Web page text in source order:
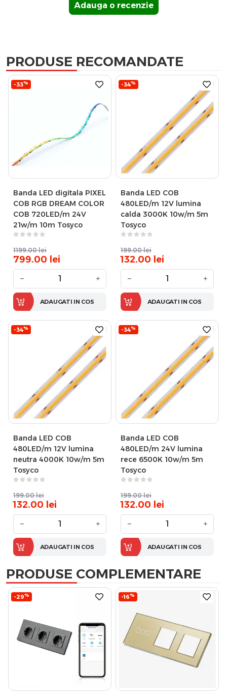
Adauga o recenzie
PRODUSE RECOMANDATE
-33%
Banda LED digitala PIXEL
COB RGB DREAM COLOR
COB 720LED/m 24V
21w/m 10m Tosyco
1199.00 lei
799.00 lei
− +
ADAUGATI IN COS
-34%
Banda LED COB
480LED/m 12V lumina
calda 3000K 10w/m 5m
Tosyco
199.00 lei
132.00 lei
− +
ADAUGATI IN COS
-34%
Banda LED COB
480LED/m 12V lumina
neutra 4000K 10w/m 5m
Tosyco
199.00 lei
132.00 lei
− +
ADAUGATI IN COS
-34%
Banda LED COB
480LED/m 24V lumina
rece 6500K 10w/m 5m
Tosyco
199.00 lei
132.00 lei
− +
ADAUGATI IN COS
PRODUSE COMPLEMENTARE
-29% -16%